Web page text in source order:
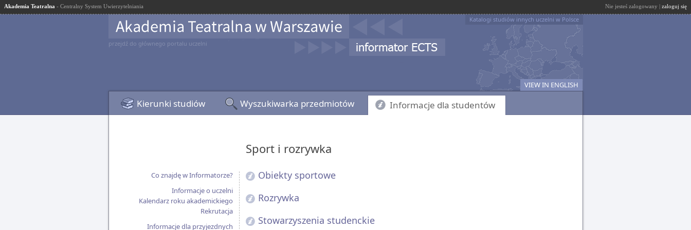
Akademia Teatralna - Centralny System Uwierzytelniania Nie jesteś zalogowany | zaloguj się
przejdź do głównego portalu uczelni
Katalogi studiów innych uczelni w Polsce
VIEW IN ENGLISH
Kierunki studiów Wyszukiwarka przedmiotów Informacje dla studentów
Co znajdę w Informatorze?
Informacje o uczelni
Kalendarz roku akademickiego
Rekrutacja
Informacje dla przyjezdnych
Sport i rozrywka
Obiekty sportowe
Rozrywka
Stowarzyszenia studenckie